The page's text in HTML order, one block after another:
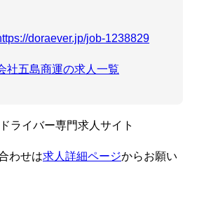
doraever.jp/job-1238829
社五島商運の求人一覧
ライバー専門求人サイト
わせは求人詳細ページからお願い